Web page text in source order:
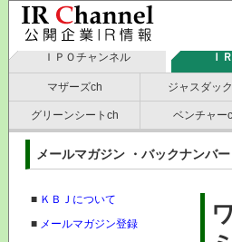
ＩＰＯチャンネル Ｉ
マザーズch ジャスダッ
グリーンシートch ベンチャー
メールマガジン ・バックナン
■ ＫＢＪについて
■ メールマガジン登録